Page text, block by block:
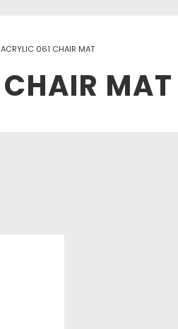
ACRYLIC 061 CHAIR MAT
MAT